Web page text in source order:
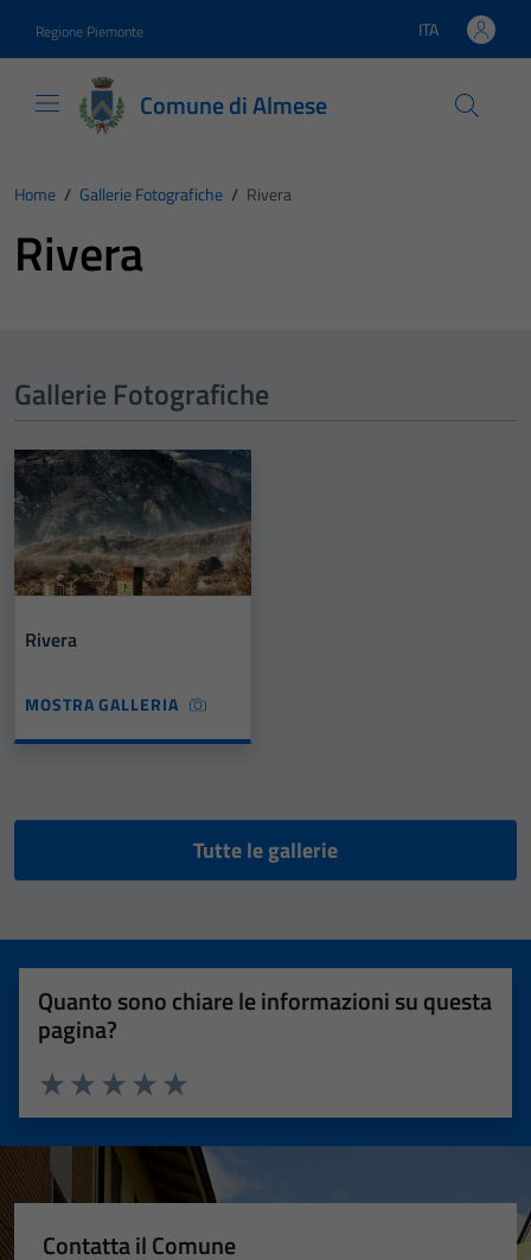
Regione Piemonte Lingua attiva:
ITA
Comune di Almese
Home / Gallerie Fotografiche / Rivera
Rivera
Gallerie Fotografiche
Rivera
MOSTRA GALLERIA
Tutte le gallerie
Quanto sono chiare le informazioni su questa
pagina?
Valuta 5 stelle su 5
Valuta 4 stelle su 5
Valuta 3 stelle su 5
Valuta 2 stelle su 5
Valuta 1 stelle su 5
Contatta il Comune